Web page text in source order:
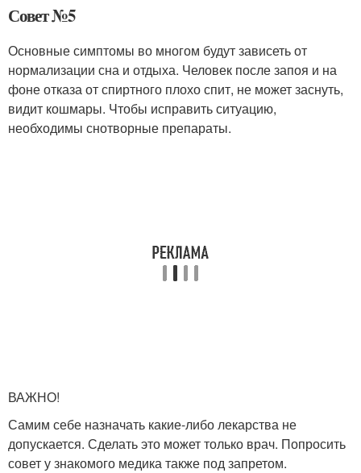
Совет №5
Основные симптомы во многом будут зависеть от
нормализации сна и отдыха. Человек после запоя и на
фоне отказа от спиртного плохо спит, не может заснуть,
видит кошмары. Чтобы исправить ситуацию,
необходимы снотворные препараты.
ВАЖНО!
Самим себе назначать какие-либо лекарства не
допускается. Сделать это может только врач. Попросить
совет у знакомого медика также под запретом.